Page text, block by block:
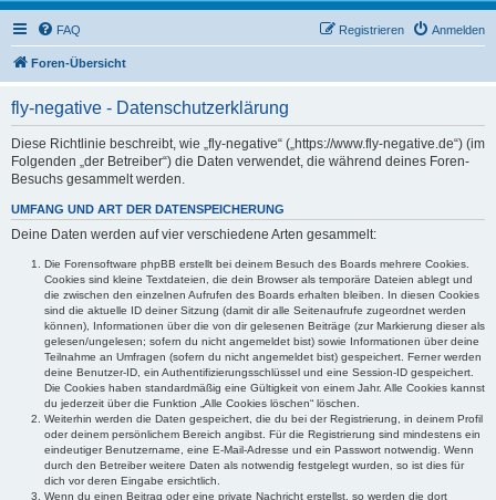
FAQ Anmelden
Registrieren
Foren-Übersicht
fly-negative - Datenschutzerklärung
Diese Richtlinie beschreibt, wie „fly-negative“ („https://www.fly-negative.de“) (im
Folgenden „der Betreiber“) die Daten verwendet, die während deines Foren-
Besuchs gesammelt werden.
UMFANG UND ART DER DATENSPEICHERUNG
Deine Daten werden auf vier verschiedene Arten gesammelt:
Die Forensoftware phpBB erstellt bei deinem Besuch des Boards mehrere Cookies.
Cookies sind kleine Textdateien, die dein Browser als temporäre Dateien ablegt und
die zwischen den einzelnen Aufrufen des Boards erhalten bleiben. In diesen Cookies
sind die aktuelle ID deiner Sitzung (damit dir alle Seitenaufrufe zugeordnet werden
können), Informationen über die von dir gelesenen Beiträge (zur Markierung dieser als
gelesen/ungelesen; sofern du nicht angemeldet bist) sowie Informationen über deine
Teilnahme an Umfragen (sofern du nicht angemeldet bist) gespeichert. Ferner werden
deine Benutzer-ID, ein Authentifizierungsschlüssel und eine Session-ID gespeichert.
Die Cookies haben standardmäßig eine Gültigkeit von einem Jahr. Alle Cookies kannst
du jederzeit über die Funktion „Alle Cookies löschen“ löschen.
Weiterhin werden die Daten gespeichert, die du bei der Registrierung, in deinem Profil
oder deinem persönlichem Bereich angibst. Für die Registrierung sind mindestens ein
eindeutiger Benutzername, eine E-Mail-Adresse und ein Passwort notwendig. Wenn
durch den Betreiber weitere Daten als notwendig festgelegt wurden, so ist dies für
dich vor deren Eingabe ersichtlich.
Wenn du einen Beitrag oder eine private Nachricht erstellst, so werden die dort